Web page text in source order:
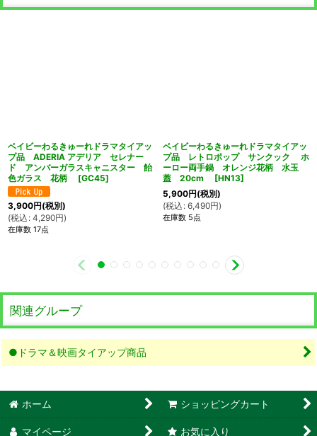
ベイビーわるきゅーれドラマタイアッ
プ品 ADERIA アデリア セレナー
ド アンバーガラスキャニスター 飴
色ガラス 花柄
[GC45]
3,900円(税別)
(税込 : 4,290円)
在庫数 17点
ベイビーわるきゅーれドラマタイアッ
プ品 レトロポップ サンクック ホ
ーロー両手鍋 オレンジ花柄 水玉
蓋 20cm
[HN13]
5,900円(税別)
(税込 : 6,490円)
在庫数 5点
関連グループ
●ドラマ＆映画タイアップ商品
ホーム ショッピングカート
マイページ お気に入り